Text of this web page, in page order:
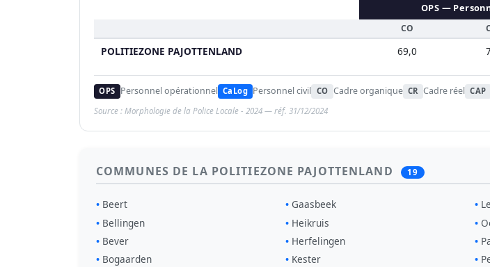
OPS —
CO
POLITIEZONE PAJOTTENLAND 69,0
OPS Personnel opérationnel CaLog Personnel civil CO Cadre organique CR Cadre réel CAP
Source : Morphologie de la Police Locale - 2024 — réf. 31/12/2024
COMMUNES DE LA POLITIEZONE PAJOTTENLAND 19
Beert
Bellingen
Bever
Bogaarden
Gaasbeek
Heikruis
Herfelingen
Kester